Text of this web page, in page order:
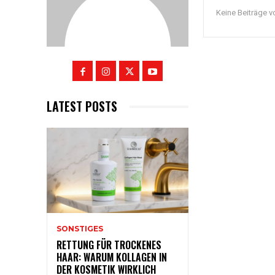
LATEST POSTS
SONSTIGES
RETTUNG FÜR TROCKENES
HAAR: WARUM KOLLAGEN IN
DER KOSMETIK WIRKLICH
Keine Beiträge